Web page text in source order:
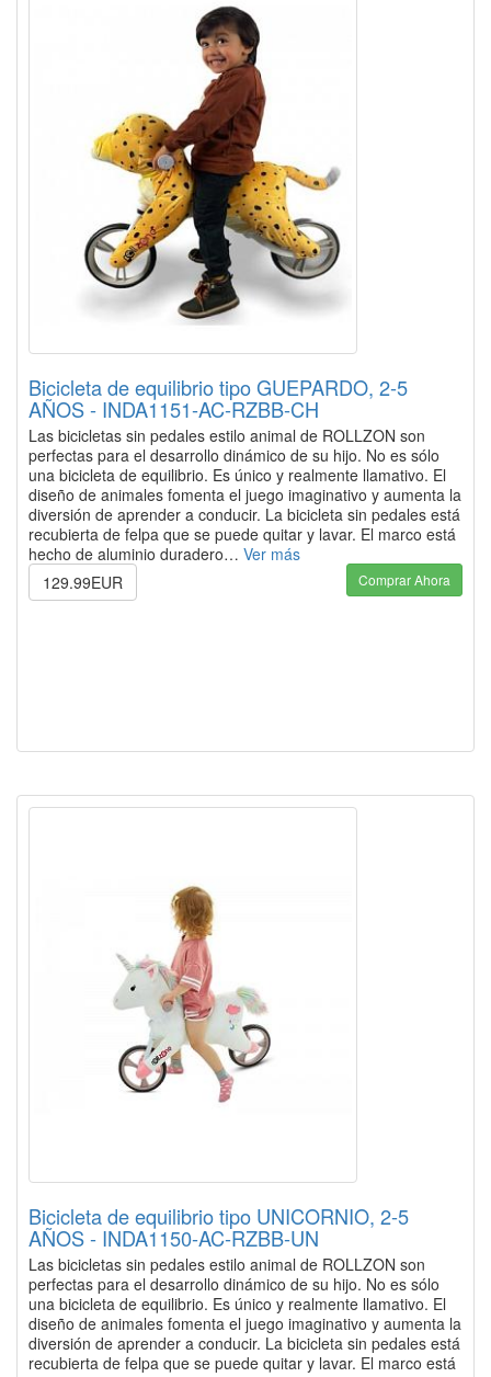
Bicicleta de equilibrio tipo GUEPARDO, 2-5
AÑOS - INDA1151-AC-RZBB-CH
Las bicicletas sin pedales estilo animal de ROLLZON son
perfectas para el desarrollo dinámico de su hijo. No es sólo
una bicicleta de equilibrio. Es único y realmente llamativo. El
diseño de animales fomenta el juego imaginativo y aumenta la
diversión de aprender a conducir. La bicicleta sin pedales está
recubierta de felpa que se puede quitar y lavar. El marco está
hecho de aluminio duradero… Ver más
129.99EUR
Comprar Ahora
Bicicleta de equilibrio tipo UNICORNIO, 2-5
AÑOS - INDA1150-AC-RZBB-UN
Las bicicletas sin pedales estilo animal de ROLLZON son
perfectas para el desarrollo dinámico de su hijo. No es sólo
una bicicleta de equilibrio. Es único y realmente llamativo. El
diseño de animales fomenta el juego imaginativo y aumenta la
diversión de aprender a conducir. La bicicleta sin pedales está
recubierta de felpa que se puede quitar y lavar. El marco está